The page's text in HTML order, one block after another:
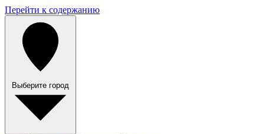
Перейти к содержанию
Выберите город